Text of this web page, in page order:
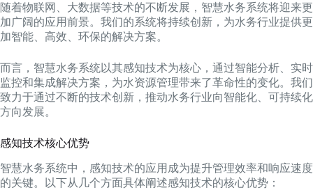
随着物联网、大数据等技术的不断发展，智慧水务系统将迎来更
加广阔的应用前景。我们的系统将持续创新，为水务行业提供更
加智能、高效、环保的解决方案。
而言，智慧水务系统以其感知技术为核心，通过智能分析、实时
监控和集成解决方案，为水资源管理带来了革命性的变化。我们
致力于通过不断的技术创新，推动水务行业向智能化、可持续化
方向发展。
感知技术核心优势
智慧水务系统中，感知技术的应用成为提升管理效率和响应速度
的关键。以下从几个方面具体阐述感知技术的核心优势：